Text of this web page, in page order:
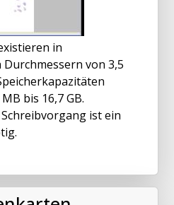
in
von 3,5
bis 16,7 GB.
ist ein